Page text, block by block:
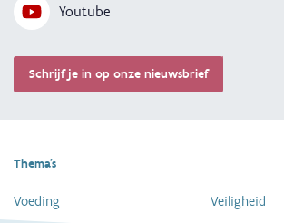
Youtube
Schrijf je in op onze nieuwsbrief
Thema's
Voeding Veiligheid